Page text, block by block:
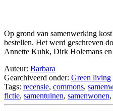
Op grond van samenwerking
bestellen. Het werd geschreven
Annette Kuhk, Dirk Holemans
Auteur: Barbara
Gearchiveerd onder: Green living
Tags: recensie, commons,
fictie, samentuinen, samenwonen,